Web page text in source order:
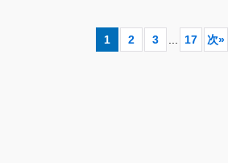
1 2 3 ... 17 次»